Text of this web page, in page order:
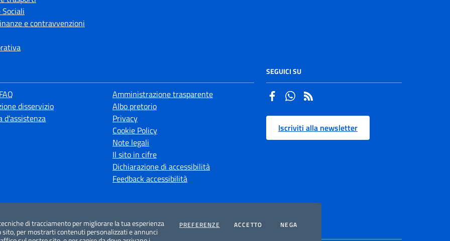
di tracciamento per migliorare la tua esperienza
per mostrarti contenuti personalizzati e annunci
PREFERENZE COOKIES
ACCETTO I COOKIES
NEGAI COOKIES
e contravvenzioni
disservizio
d'assistenza
Amministrazione trasparente
Albo pretorio
Privacy
Cookie Policy
Note legali
Il sito in cifre
Dichiarazione di accessibilità
Feedback accessibilità
SEGUICI SU
FacebookWhatsapp
Iscriviti alla newsletter